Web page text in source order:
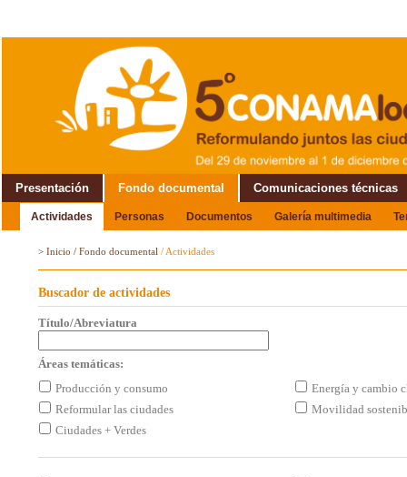
Presentación Fondo documental Comunicaciones técnicas
Actividades Personas Documentos Galería multimedia
Alrededor del Encuentro
> Inicio / Fondo documental / Actividades
Buscador de actividades
Título/Abreviatura
Áreas temáticas:
Producción y consumo
Energía y cambio
Reformular las ciudades
Movilidad
Ciudades + Verdes